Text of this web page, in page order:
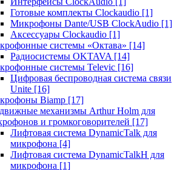
Готовые комплекты Clockaudio [1]
Микрофоны Dante/USB ClockAudio [1]
Аксессуары Clockaudio [1]
системы «Октава» [14]
Радиосистемы OKTAVA [14]
системы Televic [16]
Цифровая беспроводная система связи
Unite [16]
Biamp [17]
механизмы Arthur Holm для
и громкоговорителей [17]
Лифтовая система DynamicTalk для
микрофона [4]
Лифтовая система DynamicTalkH для
микрофона [1]